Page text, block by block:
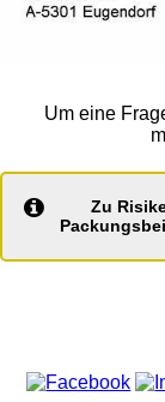
Um eine
Zu